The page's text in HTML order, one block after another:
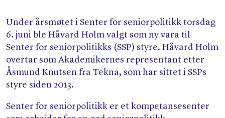
Søk
Under årsmøtet i Senter for seniorpolitikk torsdag
6. juni ble Håvard Holm valgt som ny vara til
Senter for seniorpolitikks (SSP) styre. Håvard Holm
overtar som Akademikernes representant etter
Åsmund Knutsen fra Tekna, som har sittet i SSPs
styre siden 2013.
Senter for seniorpolitikk er et kompetansesenter